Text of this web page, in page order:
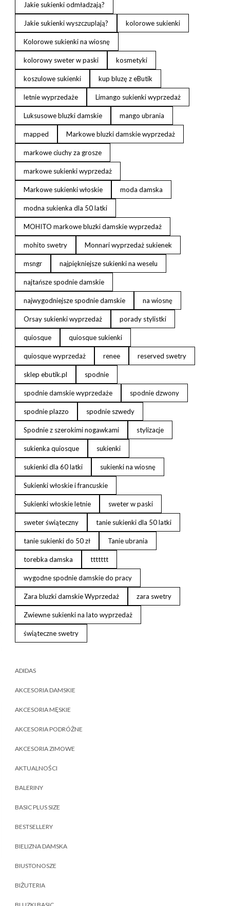
Jakie sukienki odmładzają?
Jakie sukienki wyszczuplają? kolorowe sukienki
Kolorowe sukienki na wiosnę
kolorowy sweter w paski kosmetyki
koszulowe sukienki kup bluzę z eButik
letnie wyprzedaże Limango sukienki wyprzedaż
Luksusowe bluzki damskie mango ubrania
mapped Markowe bluzki damskie wyprzedaż
markowe ciuchy za grosze
markowe sukienki wyprzedaż
Markowe sukienki włoskie moda damska
modna sukienka dla 50 latki
MOHITO markowe bluzki damskie wyprzedaż
mohito swetry Monnari wyprzedaż sukienek
msngr najpiękniejsze sukienki na weselu
najtańsze spodnie damskie
najwygodniejsze spodnie damskie na wiosnę
Orsay sukienki wyprzedaż porady stylistki
quiosque quiosque sukienki
quiosque wyprzedaż renee reserved swetry
sklep ebutik.pl spodnie
spodnie damskie wyprzedaże spodnie dzwony
spodnie plazzo spodnie szwedy
Spodnie z szerokimi nogawkami stylizacje
sukienka quiosque sukienki
sukienki dla 60 latki sukienki na wiosnę
Sukienki włoskie i francuskie
Sukienki włoskie letnie sweter w paski
sweter świąteczny tanie sukienki dla 50 latki
tanie sukienki do 50 zł Tanie ubrania
torebka damska ttttttt
wygodne spodnie damskie do pracy
Zara bluzki damskie Wyprzedaż zara swetry
Zwiewne sukienki na lato wyprzedaż
świąteczne swetry
ADIDAS
AKCESORIA DAMSKIE
AKCESORIA MĘSKIE
AKCESORIA PODRÓŻNE
AKCESORIA ZIMOWE
AKTUALNOŚCI
BALERINY
BASIC PLUS SIZE
BESTSELLERY
BIELIZNA DAMSKA
BIUSTONOSZE
BIŻUTERIA